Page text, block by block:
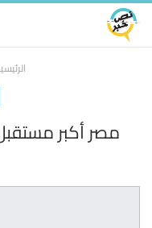
مصر أكبر